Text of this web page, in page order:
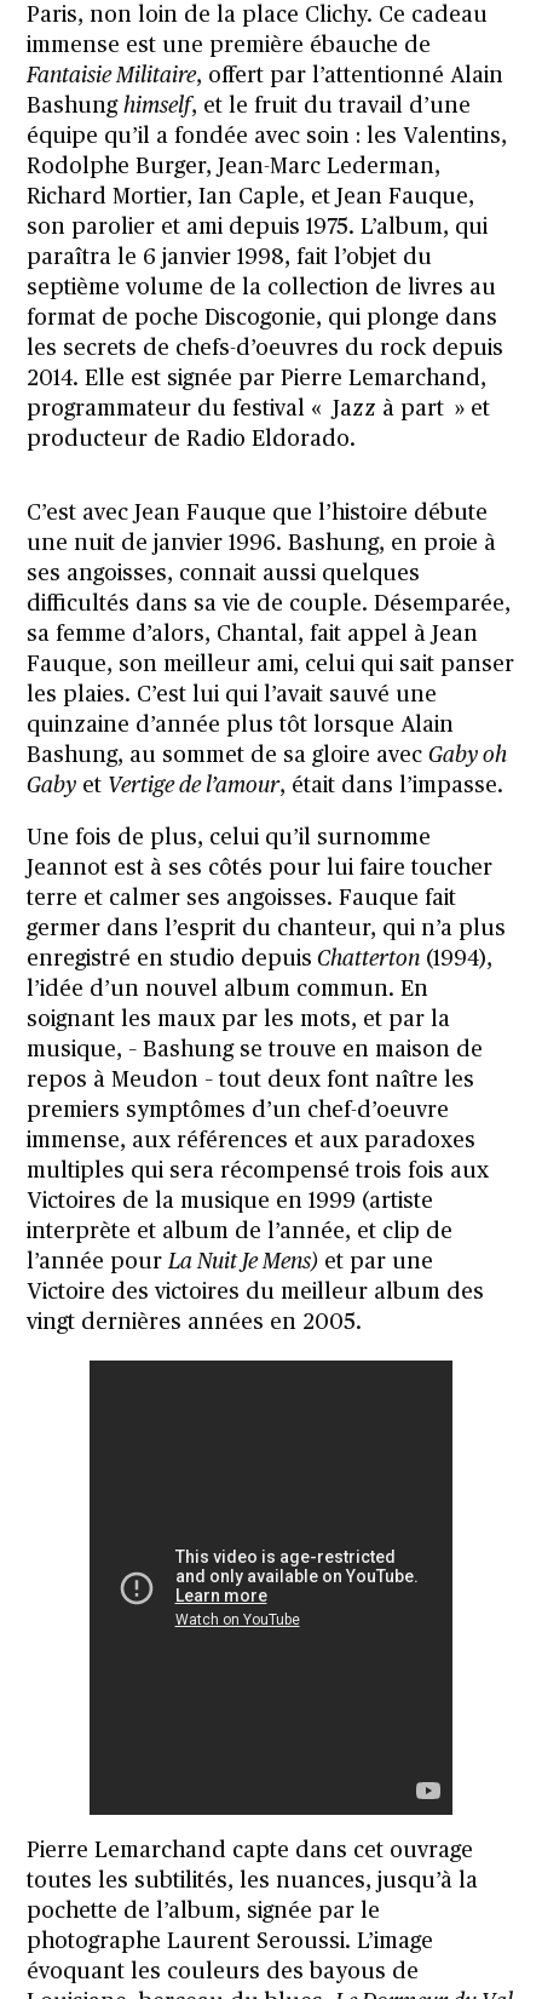
Paris, non loin de la place Clichy. Ce cadeau
immense est une première ébauche de
Fantaisie Militaire, offert par l’attentionné Alain
Bashunghimself, et le fruit du travail d’une
équipe qu’il a fondée avec soin : les Valentins,
Rodolphe Burger, Jean-Marc Lederman,
Richard Mortier, Ian Caple, et Jean Fauque,
son parolier et ami depuis 1975. L’album, qui
paraîtra le 6 janvier 1998, fait l’objet du
septième volume de la collection de livres au
format de pocheDiscogonie, qui plonge dans
les secrets de chefs-d’oeuvres du rock depuis
2014. Elle est signée par Pierre Lemarchand,
programmateur du festival « Jazz à part » et
producteur de Radio Eldorado.
C’est avec Jean Fauque que l’histoire débute
une nuit de janvier 1996. Bashung, en proie à
ses angoisses, connait aussi quelques
difficultés dans sa vie de couple. Désemparée,
sa femme d’alors, Chantal, fait appel à Jean
Fauque, son meilleur ami, celui qui sait panser
les plaies. C’est lui qui l’avait sauvé une
quinzaine d’année plus tôt lorsque Alain
Bashung, au sommet de sa gloire avecGaby oh
Gaby et Vertige de l’amour, était dans l’impasse.
Une fois de plus, celui qu’il surnomme
Jeannot est à ses côtés pour lui faire toucher
terre et calmer ses angoisses. Fauque fait
germer dans l’esprit du chanteur, qui n’a plus
enregistré en studio depuis Chatterton (1994),
l’idée d’un nouvel album commun. En
soignant les maux par les mots, et par la
musique, – Bashung se trouve en maison de
repos à Meudon – tout deux font naître les
premiers symptômes d’un chef-d’oeuvre
immense, aux références et aux paradoxes
multiples qui sera récompensé trois fois aux
Victoires de la musique en 1999 (artiste
interprète et album de l’année, et clip de
l’année pourLa Nuit Je Mens) et par une
Victoire des victoires du meilleur album des
vingt dernières années en 2005.
Pierre Lemarchand capte dans cet ouvrage
toutes les subtilités, les nuances, jusqu’à la
pochette de l’album, signée par le
photographe Laurent Seroussi. L’image
évoquant les couleurs des bayous de